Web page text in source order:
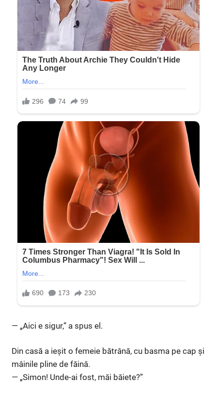
— „Aici e sigur,” a spus el.
Din casă a ieșit o femeie bătrână, cu basma pe cap și
mâinile pline de făină.
— „Simon! Unde-ai fost, măi băiete?”